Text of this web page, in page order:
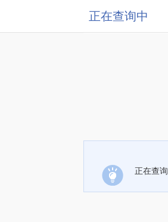
正在查询中
正在查